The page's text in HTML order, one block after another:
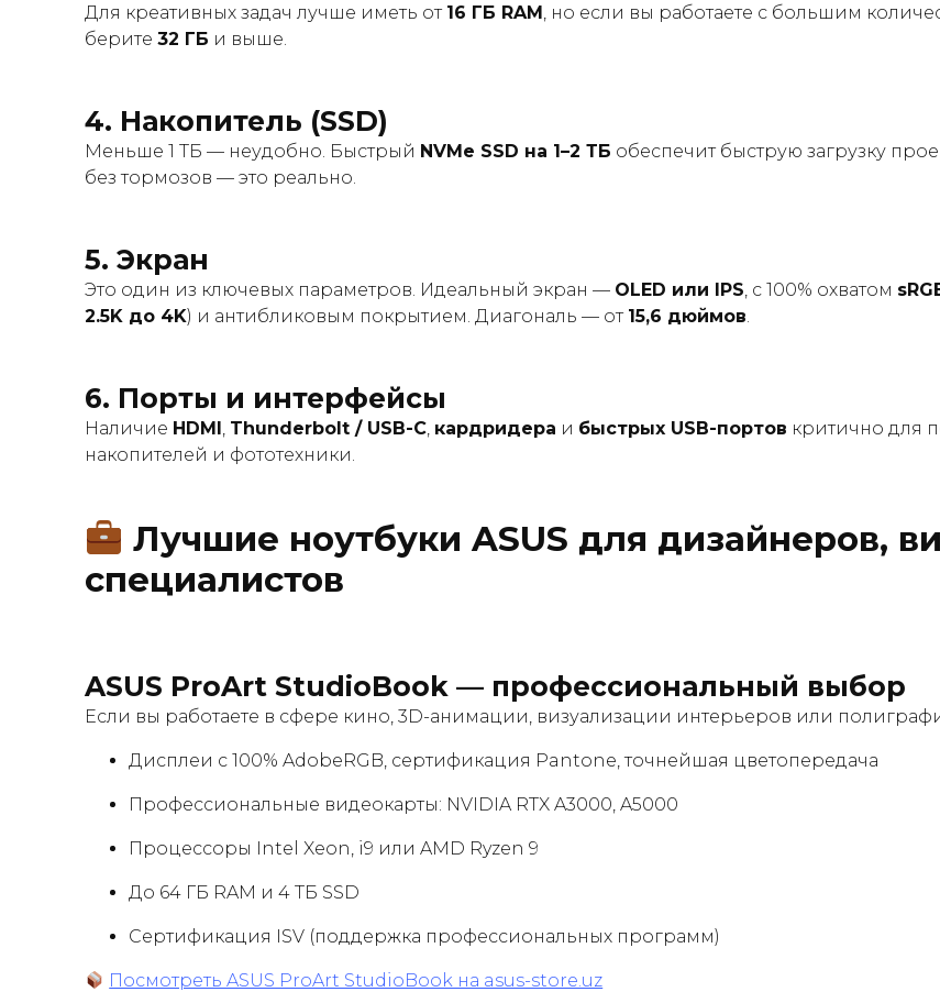
Для креативных задач лучше иметь от 16 ГБ RAM , но если вы работаете с большим
берите 32 ГБ и выше.
4. Накопитель (SSD)
Меньше 1 ТБ — неудобно. Быстрый NVMe SSD на 1–2 ТБ обеспечит быструю загрузку
без тормозов — это реально.
5. Экран
Это один из ключевых параметров. Идеальный экран — OLED или IPS , с 100% охватом
2.5K до 4K) и антибликовым покрытием. Диагональ — от 15,6 дюймов
6. Порты и интерфейсы
Наличие HDMI Thunderbolt / USB-C кардридера и быстрых USB-портов критично для
накопителей и фототехники.
Лучшие ноутбуки ASUS для дизайнеров,
специалистов
ASUS ProArt StudioBook — профессиональный выбор
Если вы работаете в сфере кино, 3D-анимации, визуализации интерьеров или
Дисплеи с 100% AdobeRGB, сертификация Pantone, точнейшая цветопередача
Профессиональные видеокарты: NVIDIA RTX A3000, A5000
Процессоры Intel Xeon, i9 или AMD Ryzen 9
До 64 ГБ RAM и 4 ТБ SSD
Сертификация ISV (поддержка профессиональных программ)
Посмотреть ASUS ProArt StudioBook на asus-store.uz